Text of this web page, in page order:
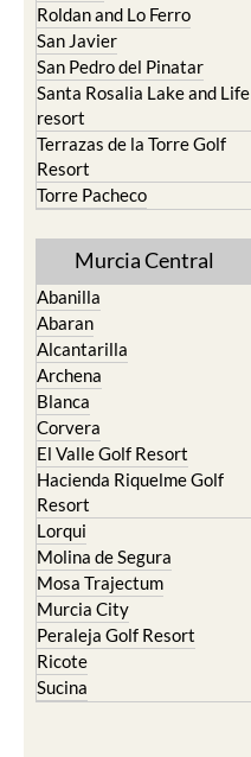
Roldan and Lo Ferro
San Javier
San Pedro del Pinatar
Santa Rosalia Lake and Life
resort
Terrazas de la Torre Golf
Resort
Torre Pacheco
Murcia Central
Abanilla
Abaran
Alcantarilla
Archena
Blanca
Corvera
El Valle Golf Resort
Hacienda Riquelme Golf
Resort
Lorqui
Molina de Segura
Mosa Trajectum
Murcia City
Peraleja Golf Resort
Ricote
Sucina